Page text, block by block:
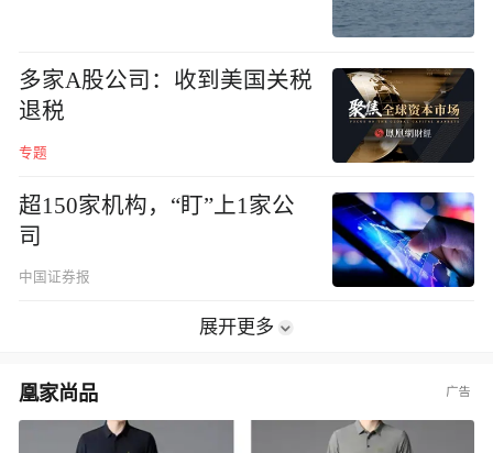
多家A股公司：收到美国关税
退税
专题
超150家机构，“盯”上1家公
司
中国证券报
展开更多
凰家尚品